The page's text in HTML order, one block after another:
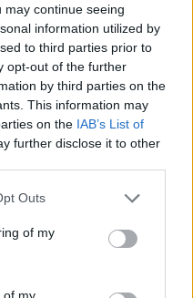
continue seeing
information utilized by
to third parties prior to
opt-out of the further
by third parties on the
This information may
on the IAB’s List of
further disclose it to other
uses one or more Google
You may click to
its third-party tags to
in below Google
Outs
of my
of my
NYITJA ÚJ ÉVADÁT
szeptember 7-én
közönség a klasszikus
Szólj hozzá!